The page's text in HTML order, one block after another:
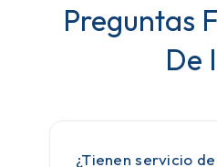
Preguntas
De
¿Tienen servicio